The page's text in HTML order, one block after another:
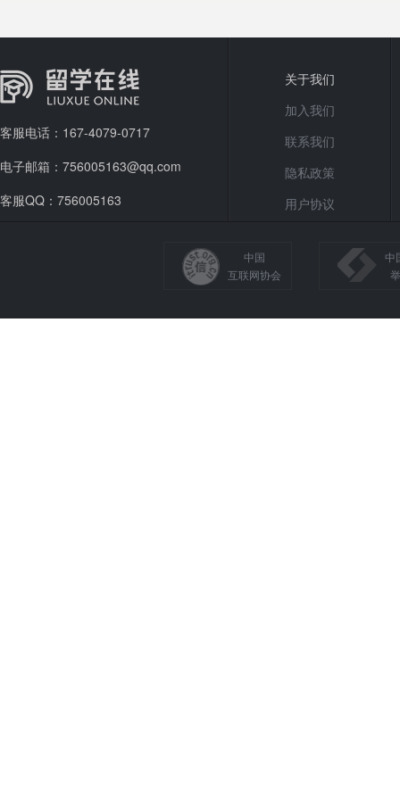
客服电话：167-4079-0717
电子邮箱：756005163@qq.com
客服QQ：756005163
关于我们
加入我们
联系我们
隐私政策
用户协议
中国
互联网协会
中